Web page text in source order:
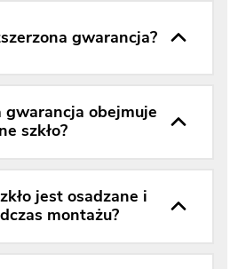
gwarancja?
gwarancja obejmuje
szkło?
jest osadzane i
montażu?